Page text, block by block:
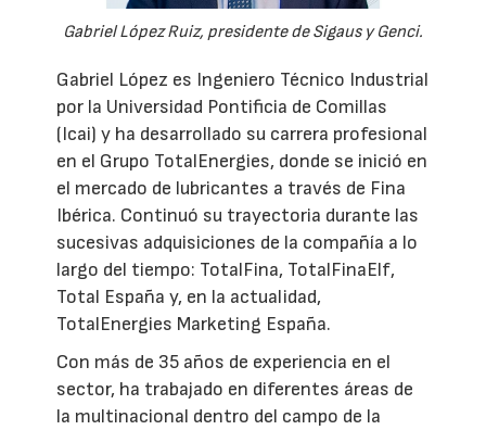
Gabriel López Ruiz, presidente de Sigaus y Genci.
Gabriel López es Ingeniero Técnico Industrial
por la Universidad Pontificia de Comillas
(Icai) y ha desarrollado su carrera profesional
en el Grupo TotalEnergies, donde se inició en
el mercado de lubricantes a través de Fina
Ibérica. Continuó su trayectoria durante las
sucesivas adquisiciones de la compañía a lo
largo del tiempo: TotalFina, TotalFinaElf,
Total España y, en la actualidad,
TotalEnergies Marketing España.
Con más de 35 años de experiencia en el
sector, ha trabajado en diferentes áreas de
la multinacional dentro del campo de la